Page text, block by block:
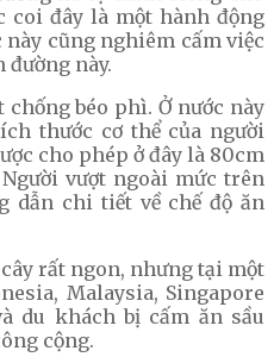
đây là một hành động
cũng nghiêm cấm việc
đường này.
chống béo phì. Ở nước này
thước cơ thể của người
cho phép ở đây là 80cm
vượt ngoài mức trên
dẫn chi tiết về chế độ ăn
rất ngon, nhưng tại một
Malaysia, Singapore
du khách bị cấm ăn sầu
cộng.